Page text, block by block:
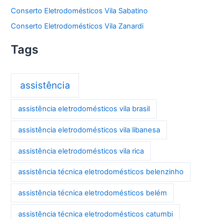
Conserto Eletrodomésticos Vila Sabatino
Conserto Eletrodomésticos Vila Zanardi
Tags
assistência
assistência eletrodomésticos vila brasil
assistência eletrodomésticos vila libanesa
assistência eletrodomésticos vila rica
assistência técnica eletrodomésticos belenzinho
assistência técnica eletrodomésticos belém
assistência técnica eletrodomésticos catumbi